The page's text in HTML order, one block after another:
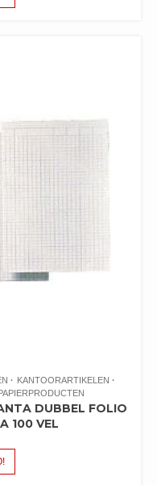
KANTOORARTIKELEN
PAPIERPRODUCTEN
DUBBEL FOLIO
100 VEL